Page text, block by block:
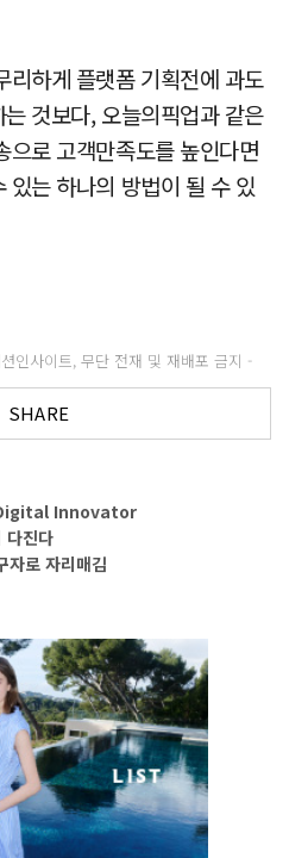
리하게 플랫폼 기획전에 과도
것보다, 오늘의픽업과 같은
으로 고객만족도를 높인다면
있는 하나의 방법이 될 수 있
인사이트, 무단 전재 및 재배포 금지 -
SHARE
Digital Innovator
다진다
자로 자리매김